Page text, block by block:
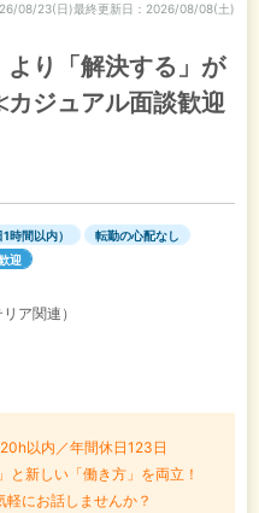
最終更新日 2026/08/08(土)
08/23(日)
より「解決する」が
ジュアル面談歓迎
時間以内）
転勤の心配なし
迎
ア関連）
以内／年間休日123日
と新しい「働き方」を両立！
軽にお話しませんか？